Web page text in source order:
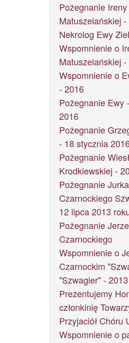
Pożegnanie Ireny
Matuszelańskiej
Nekrolog Ewy
Wspomnienie o
Matuszelańskiej
Wspomnienie o
- 2016
Pożegnanie Ewy
2016
Pożegnanie
- 18 stycznia
Pożegnanie
Krodkiewskiej -
Pożegnanie Jurka
Czarnockiego
12 lipca 2013
Pożegnanie
Czarnockiego
Wspomnienie o
Czarnockim
"Szwagier" - 2013
Prezentujemy
członkinię
Przyjaciół Chóru
Wspomnienie o